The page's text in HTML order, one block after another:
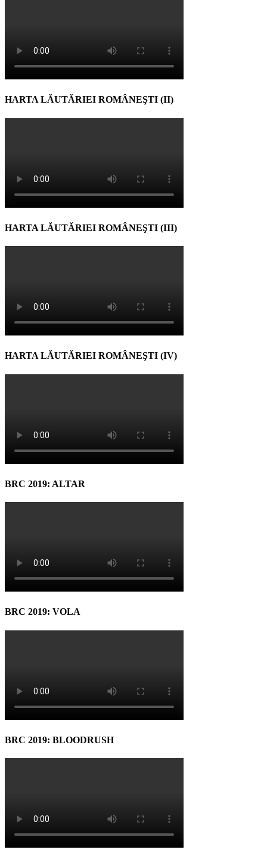
HARTA LĂUTĂRIEI ROMÂNEŞTI (II)
HARTA LĂUTĂRIEI ROMÂNEŞTI (III)
HARTA LĂUTĂRIEI ROMÂNEŞTI (IV)
BRC 2019: ALTAR
BRC 2019: VOLA
BRC 2019: BLOODRUSH